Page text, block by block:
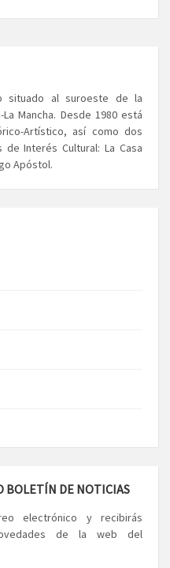
situado al suroeste de la
Mancha. Desde 1980 está
Artístico, así como dos
Interés Cultural: La Casa
Apóstol.
BOLETÍN DE NOTICIAS
electrónico y recibirás
de la web del